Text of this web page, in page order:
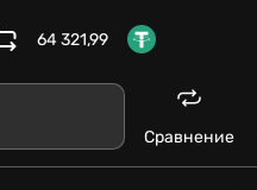
64 321,99
Сравнение